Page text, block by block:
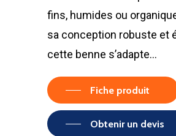
fins, humides ou
sa conception robuste et
cette benne s’adapte…
Fiche produit
Obtenir un devis